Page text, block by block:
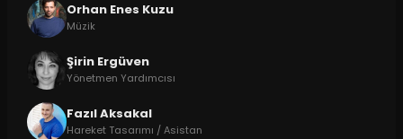
Orhan Enes Kuzu
Müzik
Şirin Ergüven
Yönetmen Yardımcısı
Fazıl Aksakal
Hareket Tasarımı / Asistan